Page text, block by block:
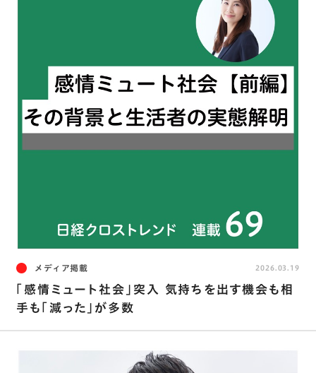
メディア掲載
「感情ミュート社会」突入 気持ちを出す機会も相
手も「減った」が多数
2026.03.19